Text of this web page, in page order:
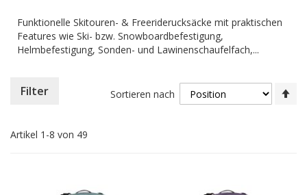
Funktionelle Skitouren- & Freeriderucksäcke mit praktischen
Features wie Ski- bzw. Snowboardbefestigung,
Helmbefestigung, Sonden- und Lawinenschaufelfach,...
Artikel 1 -8 von 49
Sortieren nach
Filter